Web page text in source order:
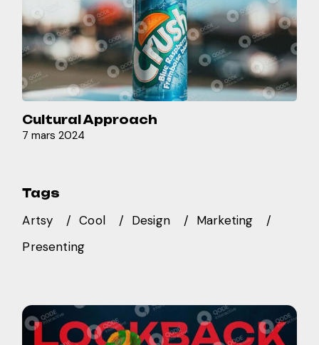
Cultural Approach
7 mars 2024
Tags
Artsy Cool Design
Marketing
Presenting